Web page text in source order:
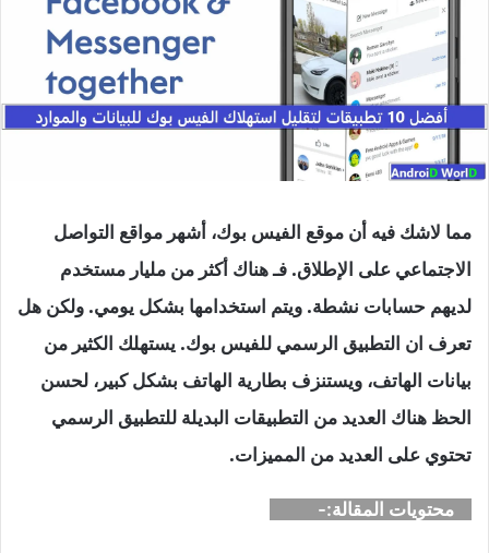
مما لاشك فيه أن موقع الفيس بوك، أشهر مواقع التواصل
الاجتماعي على الإطلاق. فـ هناك أكثر من مليار مستخدم
لديهم حسابات نشطة. ويتم استخدامها بشكل يومي. ولكن هل
تعرف ان التطبيق الرسمي للفيس بوك. يستهلك الكثير من
بيانات الهاتف، ويستنزف بطارية الهاتف بشكل كبير، لحسن
الحظ هناك العديد من التطبيقات البديلة للتطبيق الرسمي
تحتوي على العديد من المميزات.
محتويات المقالة:-